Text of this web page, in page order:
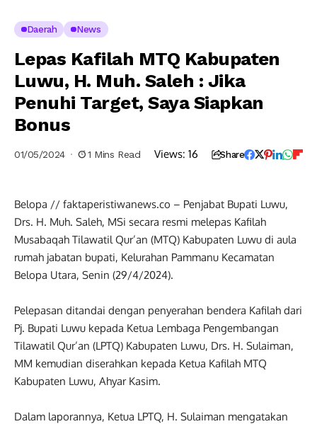
Daerah News
Lepas Kafilah MTQ Kabupaten
Luwu, H. Muh. Saleh : Jika
Penuhi Target, Saya Siapkan
Bonus
01/05/2024 1 Mins Read Views: 16 Share
Belopa // faktaperistiwanews.co – Penjabat Bupati Luwu,
Drs. H. Muh. Saleh, MSi secara resmi melepas Kafilah
Musabaqah Tilawatil Qur’an (MTQ) Kabupaten Luwu di aula
rumah jabatan bupati, Kelurahan Pammanu Kecamatan
Belopa Utara, Senin (29/4/2024).
Pelepasan ditandai dengan penyerahan bendera Kafilah dari
Pj. Bupati Luwu kepada Ketua Lembaga Pengembangan
Tilawatil Qur’an (LPTQ) Kabupaten Luwu, Drs. H. Sulaiman,
MM kemudian diserahkan kepada Ketua Kafilah MTQ
Kabupaten Luwu, Ahyar Kasim.
Dalam laporannya, Ketua LPTQ, H. Sulaiman mengatakan